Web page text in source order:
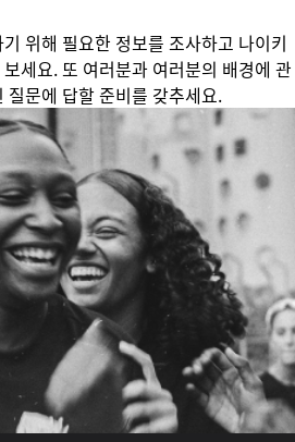
위해 필요한 정보를 조사하고 나이키
세요. 또 여러분과 여러분의 배경에 관
문에 답할 준비를 갖추세요.